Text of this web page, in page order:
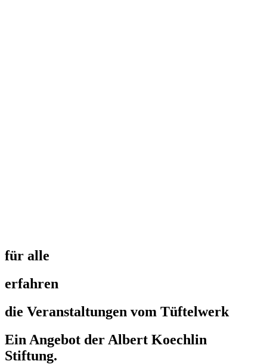
für alle
erfahren
die Veranstaltungen vom Tüftelwerk
Ein Angebot der Albert Koechlin
Stiftung.